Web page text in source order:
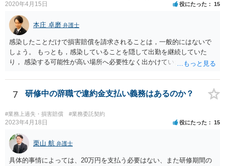
2020年4月15日 役にたった 15
本庄 卓磨 弁護士
感染したことだけで損害賠償を請求されることは，一般的にはないで
しょう。 もっとも，感染していることを隠して出勤を継続していた
り， 感染する可能性が高い場所へ必要性なく出かけていたりした場合
るリスクがあり得ると思います。 もし事業所閉鎖になった場合には損
害が大きくなりますので，注意が必要ですね。
7 研修中の辞職で違約金支払い義務はあるのか？
#業務上過失・損害賠償 #業務委託契約
2023年4月18日 役にたった 15
栗山 航 弁護士
具体的事情によっては、20万円を支払う必要はない、また研修期間の